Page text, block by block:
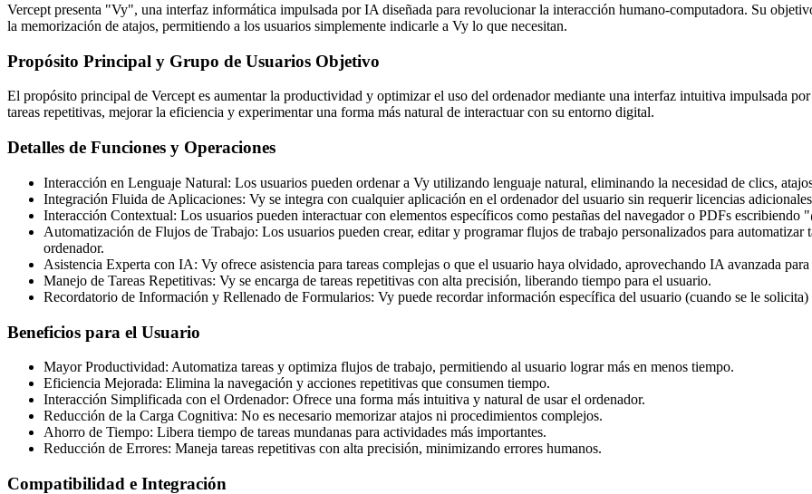
Vercept presenta "Vy", una interfaz informática impulsada por IA diseñada para revolucionar la interacción humano-computadora. Su
la memorización de atajos, permitiendo a los usuarios simplemente indicarle a Vy lo que necesitan.
Propósito Principal y Grupo de Usuarios Objetivo
El propósito principal de Vercept es aumentar la productividad y optimizar el uso del ordenador mediante una interfaz intuitiva impulsada
tareas repetitivas, mejorar la eficiencia y experimentar una forma más natural de interactuar con su entorno digital.
Detalles de Funciones y Operaciones
Interacción en Lenguaje Natural: Los usuarios pueden ordenar a Vy utilizando lenguaje natural, eliminando la necesidad de clics,
Integración Fluida de Aplicaciones: Vy se integra con cualquier aplicación en el ordenador del usuario sin requerir licencias
Interacción Contextual: Los usuarios pueden interactuar con elementos específicos como pestañas del navegador o PDFs escribiendo
Automatización de Flujos de Trabajo: Los usuarios pueden crear, editar y programar flujos de trabajo personalizados para automatizar
ordenador.
Asistencia Experta con IA: Vy ofrece asistencia para tareas complejas o que el usuario haya olvidado, aprovechando IA avanzada
Manejo de Tareas Repetitivas: Vy se encarga de tareas repetitivas con alta precisión, liberando tiempo para el usuario.
Recordatorio de Información y Rellenado de Formularios: Vy puede recordar información específica del usuario (cuando se le
Beneficios para el Usuario
Mayor Productividad: Automatiza tareas y optimiza flujos de trabajo, permitiendo al usuario lograr más en menos tiempo.
Eficiencia Mejorada: Elimina la navegación y acciones repetitivas que consumen tiempo.
Interacción Simplificada con el Ordenador: Ofrece una forma más intuitiva y natural de usar el ordenador.
Reducción de la Carga Cognitiva: No es necesario memorizar atajos ni procedimientos complejos.
Ahorro de Tiempo: Libera tiempo de tareas mundanas para actividades más importantes.
Reducción de Errores: Maneja tareas repetitivas con alta precisión, minimizando errores humanos.
Compatibilidad e Integración